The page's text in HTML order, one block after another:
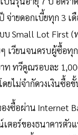
จ่ายดอกเบี้ยทุก 3 เดื
Small Lot First (
เวียนจนครบผู้ซื้อทุก
ท ทวีคูณรอบละ
ยไม่จำกัดวงเงินซื้อขั้
งซื้อผ่าน Internet
เตอร์ของธนาคารตั